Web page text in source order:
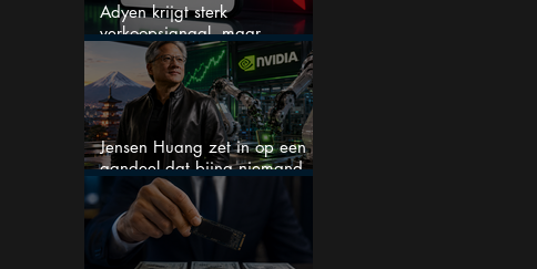
Adyen krijgt sterk
verkoopsignaal, maar
analisten zien juist een
koopkans
Jensen Huang zet in op een
aandeel dat bijna niemand